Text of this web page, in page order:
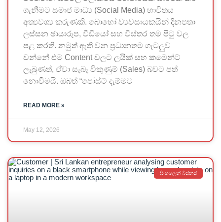
ගැනීමට සමාජ මාධ්‍ය (Social Media) භාවිතය
අත්‍යවශ්‍ය කරුණකි. බොහෝ ව්‍යවසායකයින් දිනපතා
ලස්සන ඡායාරූප, වීඩියෝ සහ විස්තර තම පිටු වල
පළ කරති. නමුත් ඇති වන ප්‍රධානතම ගැටලුව
වන්නේ එම Content වලට ලයික් සහ කමෙන්ට්
ලැබුණත්, ඒවා සැබෑ විකුණුම් (Sales) බවට පත්
නොවීමයි. ඔබත් “පෝස්ට් දැම්මට
READ MORE »
May 12, 2026
සිංහලෙන් බිස්නස්